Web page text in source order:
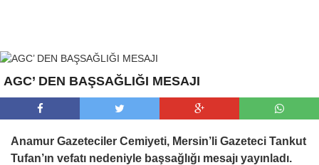
AGC’ DEN BAŞSAĞLIĞI MESAJI
Anamur Gazeteciler Cemiyeti, Mersin’li Gazeteci Tankut
Tufan’ın vefatı nedeniyle başsağlığı mesajı yayınladı.